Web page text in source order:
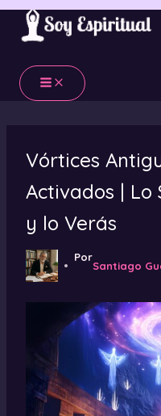
Ir
contenido
Vórtices
Activados | Lo
y lo Verás
Por
Santiago